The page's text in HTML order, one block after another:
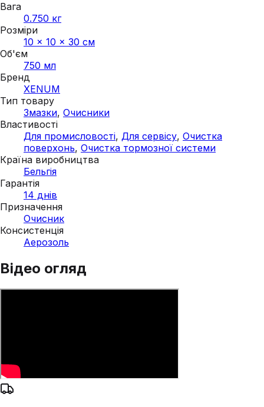
Вага
0.750 кг
Розміри
10 × 10 × 30 см
Об'єм
750 мл
Бренд
XENUM
Тип товару
Змазки, Очисники
Властивості
Для промисловості, Для сервісу, Очистка
поверхонь, Очистка тормозної системи
Країна виробництва
Бельгія
Гарантія
14 днів
Призначення
Очисник
Консистенція
Аерозоль
Відео огляд